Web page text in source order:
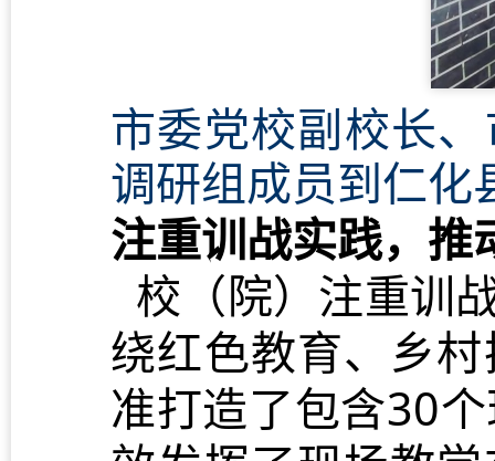
市委党校副校长
调研组成员到仁化
注重训战实践，推
校（院）注重训
绕红色教育、乡
准打造了包含30